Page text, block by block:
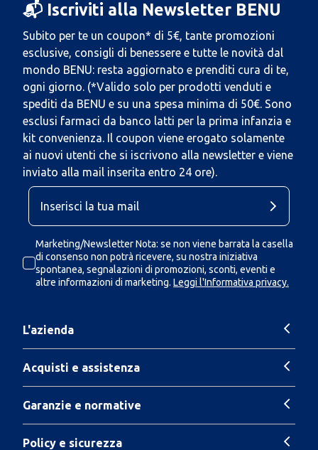
📬 Iscriviti alla Newsletter BENU
Subito per te un coupon* di 5€, tante promozioni
esclusive, consigli di benessere e tutte le novità dal
mondo BENU: resta aggiornato e prenditi cura di te,
ogni giorno. (*Valido solo per prodotti venduti e
spediti da BENU e su una spesa minima di 50€. Sono
esclusi farmaci da banco latti per la prima infanzia e
kit convenienza. Il coupon viene erogato solamente
ai nuovi utenti che si iscrivono alla newsletter e viene
inviato alla mail inserita entro 24 ore).
Marketing/Newsletter Nota: se non viene barrata la casella
di consenso non potrà ricevere, su nostra iniziativa
spontanea, segnalazioni di promozioni, sconti, eventi e
altre informazioni di marketing. Leggi l'Informativa privacy.
L'azienda
Acquisti e assistenza
Garanzie e normative
Policy e sicurezza